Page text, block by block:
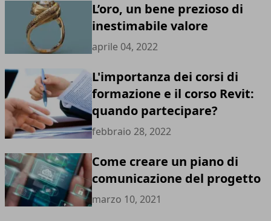
L’oro, un bene prezioso di
inestimabile valore
aprile 04, 2022
L'importanza dei corsi di
formazione e il corso Revit:
quando partecipare?
febbraio 28, 2022
Come creare un piano di
comunicazione del progetto
marzo 10, 2021